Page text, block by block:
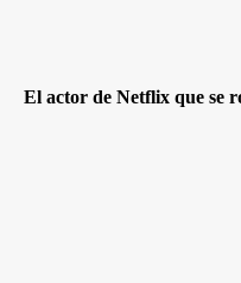
El actor de Netflix que se